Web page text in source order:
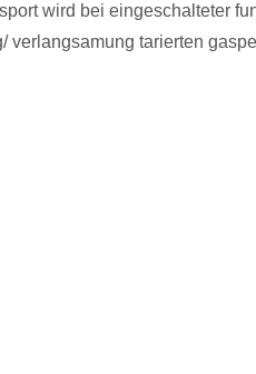
wird bei eingeschalteter
verlangsamung tarierten